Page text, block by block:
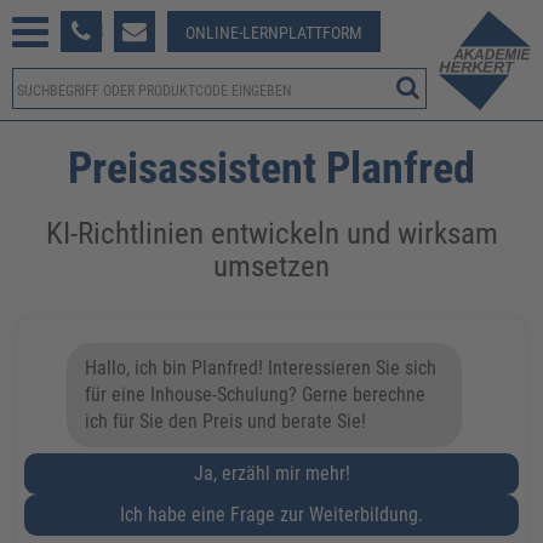
381-123 ONLINE-LERNPLATTFORM
Preisassistent Planfred
​​KI-Richtlinien entwickeln und wirksam
umsetzen
Hallo, ich bin Planfred! Interessieren Sie sich
für eine Inhouse-Schulung? Gerne berechne
ich für Sie den Preis und berate Sie!
Ja, erzähl mir mehr!
Ich habe eine Frage zur Weiterbildung.